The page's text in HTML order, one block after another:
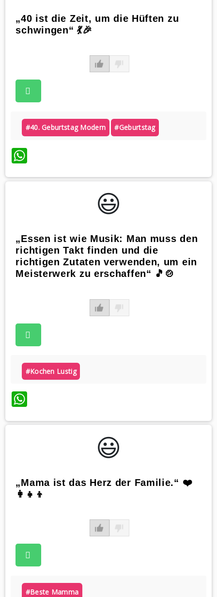
„40 ist die Zeit, um die Hüften zu
schwingen“ 💃🎉
#40. Geburtstag Modern #geburtstag
WhatsApp
😃️
„Essen ist wie Musik: Man muss den
richtigen Takt finden und die
richtigen Zutaten verwenden, um ein
Meisterwerk zu erschaffen“ 🎵🍲
#kochen Lustig
WhatsApp
😃️
„Mama ist das Herz der Familie.“ ❤️
👩‍👧‍👦
#beste Mamma